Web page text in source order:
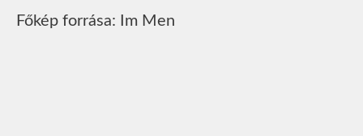
Főkép forrása: Im Men